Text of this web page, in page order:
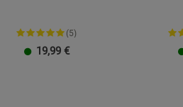
(5)
19,99 €